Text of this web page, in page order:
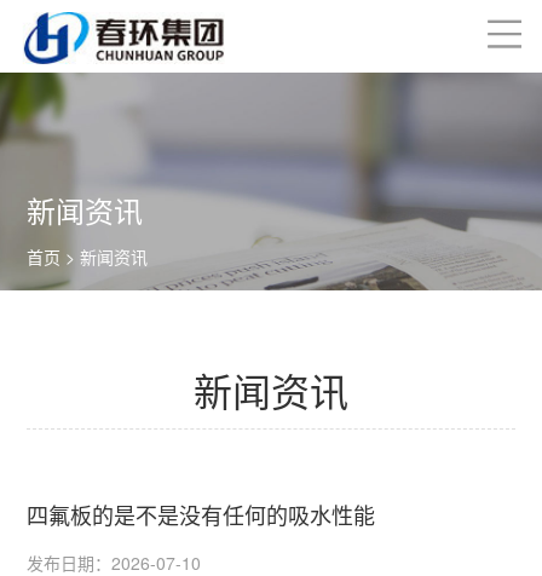
新闻资讯
首页 > 新闻资讯
新闻资讯
四氟板的是不是没有任何的吸水性能
发布日期：2026-07-10